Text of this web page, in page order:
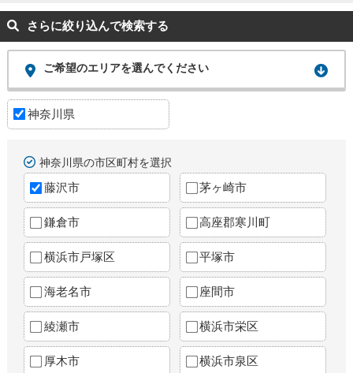
さらに絞り込んで検索する
ご希望のエリアを選んでください
神奈川県
神奈川県の市区町村を選択
藤沢市 茅ヶ崎市
鎌倉市 高座郡寒川町
横浜市戸塚区 平塚市
海老名市 座間市
綾瀬市 横浜市栄区
厚木市 横浜市泉区